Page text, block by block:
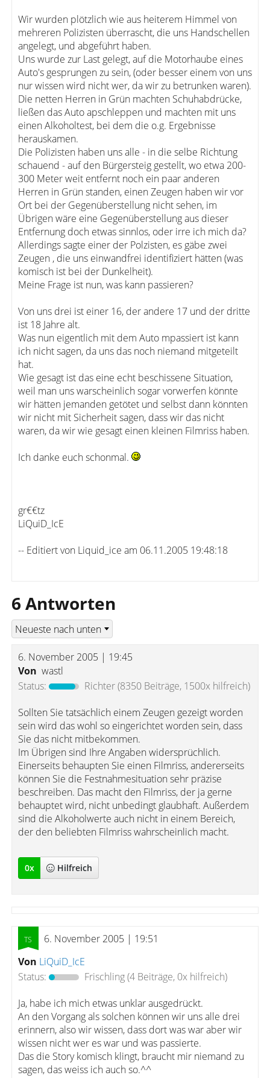
Wir wurden plötzlich wie aus heiterem Himmel von
mehreren Polizisten überrascht, die uns Handschellen
angelegt, und abgeführt haben.
Uns wurde zur Last gelegt, auf die Motorhaube eines
Auto's gesprungen zu sein, (oder besser einem von uns
nur wissen wird nicht wer, da wir zu betrunken waren).
Die netten Herren in Grün machten Schuhabdrücke,
ließen das Auto apschleppen und machten mit uns
einen Alkoholtest, bei dem die o.g. Ergebnisse
herauskamen.
Die Polizisten haben uns alle - in die selbe Richtung
schauend - auf den Bürgersteig gestellt, wo etwa 200-
300 Meter weit entfernt noch ein paar anderen
Herren in Grün standen, einen Zeugen haben wir vor
Ort bei der Gegenüberstellung nicht sehen, im
Übrigen wäre eine Gegenüberstellung aus dieser
Entfernung doch etwas sinnlos, oder irre ich mich da?
Allerdings sagte einer der Polzisten, es gäbe zwei
Zeugen , die uns einwandfrei identifiziert hätten (was
komisch ist bei der Dunkelheit).
Meine Frage ist nun, was kann passieren?
Von uns drei ist einer 16, der andere 17 und der dritte
ist 18 Jahre alt.
Was nun eigentlich mit dem Auto mpassiert ist kann
ich nicht sagen, da uns das noch niemand mitgeteilt
hat.
Wie gesagt ist das eine echt beschissene Situation,
weil man uns warscheinlich sogar vorwerfen könnte
wir hätten jemanden getötet und selbst dann könnten
wir nicht mit Sicherheit sagen, dass wir das nicht
waren, da wir wie gesagt einen kleinen Filmriss haben.
Ich danke euch schonmal.
gr€€tz
LiQuiD_IcE
-- Editiert von Liquid_ice am 06.11.2005 19:48:18
6 Antworten
6. November 2005 | 19:45
Von wastl
Status:
Richter(8350 Beiträge, 1500x hilfreich)
Sollten Sie tatsächlich einem Zeugen gezeigt worden
sein wird das wohl so eingerichtet worden sein, dass
Sie das nicht mitbekommen.
Im Übrigen sind Ihre Angaben widersprüchlich.
Einerseits behaupten Sie einen Filmriss, andererseits
können Sie die Festnahmesituation sehr präzise
beschreiben. Das macht den Filmriss, der ja gerne
behauptet wird, nicht unbedingt glaubhaft. Außerdem
sind die Alkoholwerte auch nicht in einem Bereich,
der den beliebten Filmriss wahrscheinlich macht.
0x Hilfreich
6. November 2005 | 19:51
Von LiQuiD_IcE
Status:
Frischling(4 Beiträge, 0x hilfreich)
Ja, habe ich mich etwas unklar ausgedrückt.
An den Vorgang als solchen können wir uns alle drei
erinnern, also wir wissen, dass dort was war aber wir
wissen nicht wer es war und was passierte.
Das die Story komisch klingt, braucht mir niemand zu
sagen, das weiss ich auch so.^^